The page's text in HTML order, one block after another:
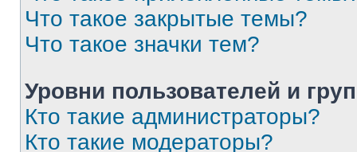
Что такое закрытые темы?
Что такое значки тем?
Уровни пользователей и
Кто такие администраторы?
Кто такие модераторы?